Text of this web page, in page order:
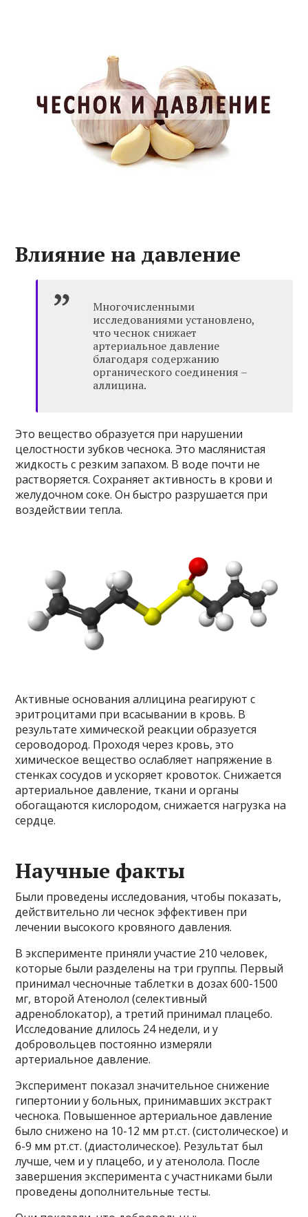
Влияние на давление
Многочисленными
исследованиями установлено,
что чеснок снижает
артериальное давление
благодаря содержанию
органического соединения –
аллицина.
Это вещество образуется при нарушении
целостности зубков чеснока. Это маслянистая
жидкость с резким запахом. В воде почти не
растворяется. Сохраняет активность в крови и
желудочном соке. Он быстро разрушается при
воздействии тепла.
Активные основания аллицина реагируют с
эритроцитами при всасывании в кровь. В
результате химической реакции образуется
сероводород. Проходя через кровь, это
химическое вещество ослабляет напряжение в
стенках сосудов и ускоряет кровоток. Снижается
артериальное давление, ткани и органы
обогащаются кислородом, снижается нагрузка на
сердце.
Научные факты
Были проведены исследования, чтобы показать,
действительно ли чеснок эффективен при
лечении высокого кровяного давления.
В эксперименте приняли участие 210 человек,
которые были разделены на три группы. Первый
принимал чесночные таблетки в дозах 600-1500
мг, второй Атенолол (селективный
адреноблокатор), а третий принимал плацебо.
Исследование длилось 24 недели, и у
добровольцев постоянно измеряли
артериальное давление.
Эксперимент показал значительное снижение
гипертонии у больных, принимавших экстракт
чеснока. Повышенное артериальное давление
было снижено на 10-12 мм рт.ст. (систолическое) и
6-9 мм рт.ст. (диастолическое). Результат был
лучше, чем и у плацебо, и у атенолола. После
завершения эксперимента с участниками были
проведены дополнительные тесты.